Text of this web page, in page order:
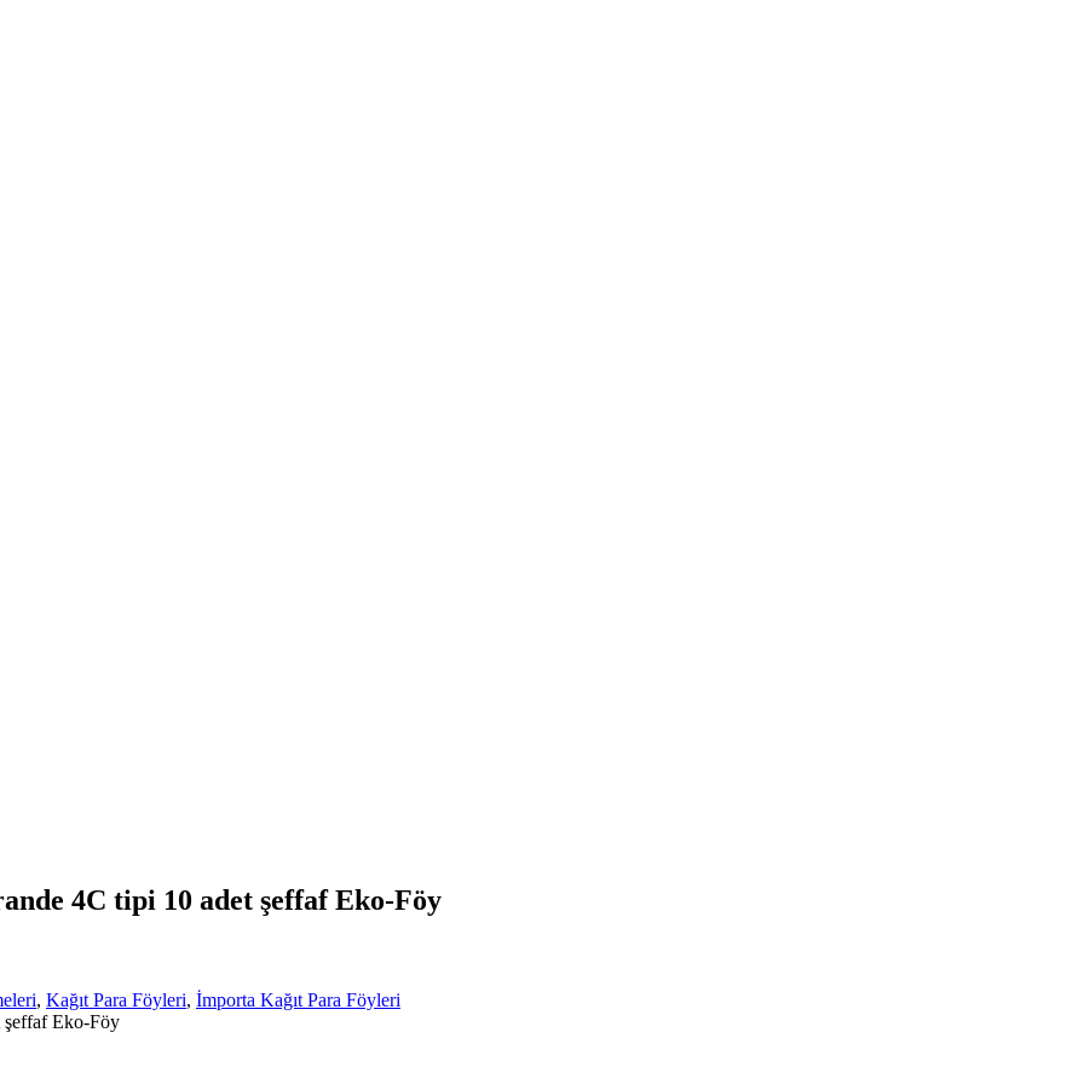
4C tipi 10 adet şeffaf Eko-Föy
, Kağıt Para Föyleri, İmporta Kağıt Para Föyleri
Eko-Föy